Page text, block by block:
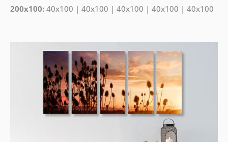
200x100: 40x100 | 40x100 | 40x100 | 40x100 | 40x100